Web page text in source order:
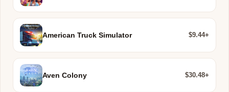
American Truck Simulator $9.44+
Aven Colony $30.48+